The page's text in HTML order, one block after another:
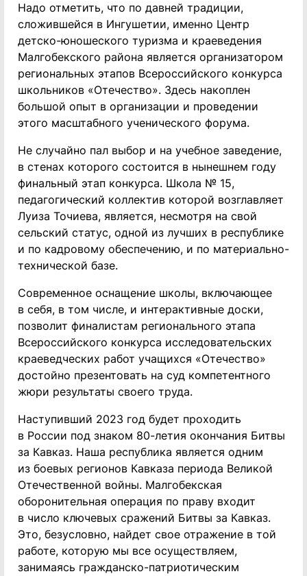
Надо отметить, что по давней традиции,
сложившейся в Ингушетии, именно Центр
детско-юношеского туризма и краеведения
Малгобекского района является организатором
региональных этапов Всероссийского конкурса
школьников «Отечество». Здесь накоплен
большой опыт в организации и проведении
этого масштабного ученического форума.
Не случайно пал выбор и на учебное заведение,
в стенах которого состоится в нынешнем году
финальный этап конкурса. Школа № 15,
педагогический коллектив которой возглавляет
Луиза Точиева, является, несмотря на свой
сельский статус, одной из лучших в республике
и по кадровому обеспечению, и по материально-
технической базе.
Современное оснащение школы, включающее
в себя, в том числе, и интерактивные доски,
позволит финалистам регионального этапа
Всероссийского конкурса исследовательских
краеведческих работ учащихся «Отечество»
достойно презентовать на суд компетентного
жюри результаты своего труда.
Наступивший 2023 год будет проходить
в России под знаком 80-летия окончания Битвы
за Кавказ. Наша республика является одним
из боевых регионов Кавказа периода Великой
Отечественной войны. Малгобекская
оборонительная операция по праву входит
в число ключевых сражений Битвы за Кавказ.
Это, безусловно, найдет свое отражение в той
работе, которую мы все осуществляем,
занимаясь гражданско-патриотическим